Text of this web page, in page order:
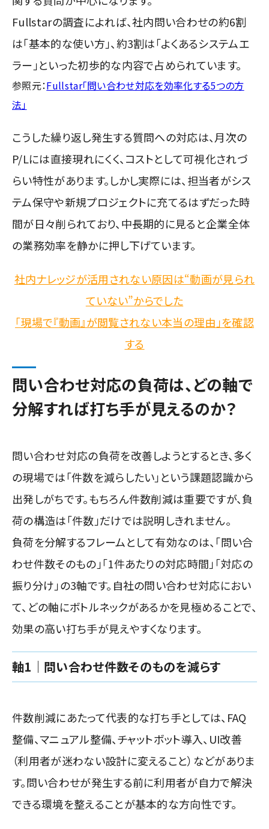
Fullstarの調査によれば、社内問い合わせの約6割
は「基本的な使い方」、約3割は「よくあるシステムエ
ラー」といった初歩的な内容で占められています。
参照元：Fullstar「問い合わせ対応を効率化する5つの方
法」
こうした繰り返し発生する質問への対応は、月次の
P/Lには直接現れにくく、コストとして可視化されづ
らい特性があります。しかし実際には、担当者がシス
テム保守や新規プロジェクトに充てるはずだった時
間が日々削られており、中長期的に見ると企業全体
の業務効率を静かに押し下げています。
社内ナレッジが活用されない原因は“動画が見られ
ていない”からでした
「現場で『動画』が閲覧されない本当の理由」を確認
する
問い合わせ対応の負荷は、どの軸で
分解すれば打ち手が見えるのか？
問い合わせ対応の負荷を改善しようとするとき、多く
の現場では「件数を減らしたい」という課題認識から
出発しがちです。もちろん件数削減は重要ですが、負
荷の構造は「件数」だけでは説明しきれません。
負荷を分解するフレームとして有効なのは、「問い合
わせ件数そのもの」「1件あたりの対応時間」「対応の
振り分け」の3軸です。自社の問い合わせ対応におい
て、どの軸にボトルネックがあるかを見極めることで、
効果の高い打ち手が見えやすくなります。
軸1｜問い合わせ件数そのものを減らす
件数削減にあたって代表的な打ち手としては、FAQ
整備、マニュアル整備、チャットボット導入、UI改善
（利用者が迷わない設計に変えること）などがありま
す。問い合わせが発生する前に利用者が自力で解決
できる環境を整えることが基本的な方向性です。